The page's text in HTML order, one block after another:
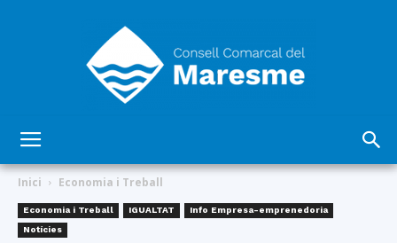
Inici Economia i Treball
Economia i Treball IGUALTAT
Info Empresa-emprenedoria
Notícies